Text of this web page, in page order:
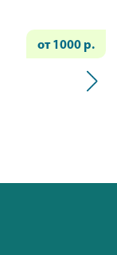
от 1000 р.